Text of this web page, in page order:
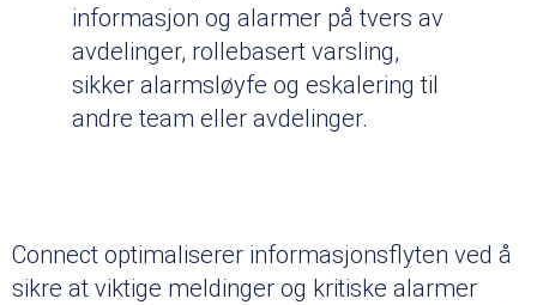
informasjon og alarmer på tvers av
avdelinger, rollebasert varsling,
sikker alarmsløyfe og eskalering til
andre team eller avdelinger.
Connect optimaliserer informasjonsflyten ved å
sikre at viktige meldinger og kritiske alarmer